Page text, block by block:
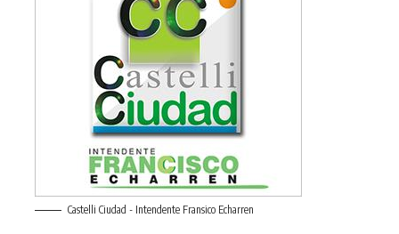
Castelli Ciudad - Intendente Fransico Echarren